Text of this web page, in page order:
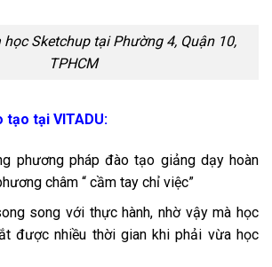
Sketchup tại Phường 4, Quận 10,
TPHCM
tạo tại VITADU:
phương pháp đào tạo giảng dạy hoàn
châm “ cầm tay chỉ việc”
song với thực hành, nhờ vậy mà học
được nhiều thời gian khi phải vừa học